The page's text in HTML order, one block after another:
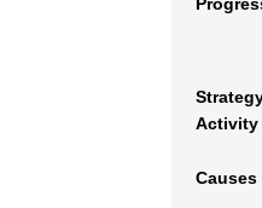
Activity
Causes